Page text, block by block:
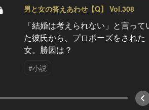
男と女の答えあわせ【Q】 Vol.308
「結婚は考えられない」と言って
た彼氏から、プロポーズをされた
女。勝因は？
#小説